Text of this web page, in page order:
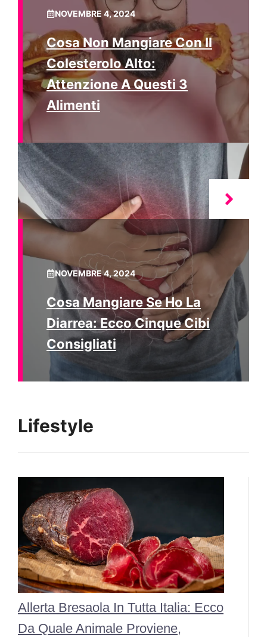
NOVEMBRE 4, 2024
Cosa Non Mangiare Con Il
Colesterolo Alto:
Attenzione A Questi 3
Alimenti
NOVEMBRE 4, 2024
Cosa Mangiare Se Ho La
Diarrea: Ecco Cinque Cibi
Consigliati
Lifestyle
Allerta Bresaola In Tutta Italia: Ecco
Da Quale Animale Proviene,